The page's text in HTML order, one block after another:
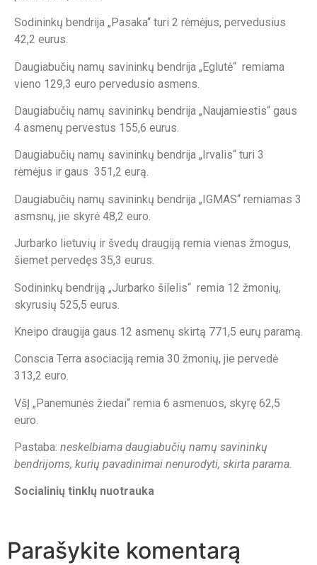
Sodininkų bendrija „Pasaka“ turi 2 rėmėjus, pervedusius
42,2 eurus.
Daugiabučių namų savininkų bendrija „Eglutė“ remiama
vieno 129,3 euro pervedusio asmens.
Daugiabučių namų savininkų bendrija „Naujamiestis“ gaus
4 asmenų pervestus 155,6 eurus.
Daugiabučių namų savininkų bendrija „Irvalis“ turi 3
rėmėjus ir gaus 351,2 eurą.
Daugiabučių namų savininkų bendrija „IGMAS“ remiamas 3
asmsnų, jie skyrė 48,2 euro.
Jurbarko lietuvių ir švedų draugiją remia vienas žmogus,
šiemet pervedęs 35,3 eurus.
Sodininkų bendriją „Jurbarko šilelis“ remia 12 žmonių,
skyrusių 525,5 eurus.
Kneipo draugija gaus 12 asmenų skirtą 771,5 eurų paramą.
Conscia Terra asociaciją remia 30 žmonių, jie pervedė
313,2 euro.
VšĮ „Panemunės žiedai“ remia 6 asmenuos, skyrę 62,5
euro.
Pastaba: neskelbiama daugiabučių namų savininkų
bendrijoms, kurių pavadinimai nenurodyti, skirta parama.
Socialinių tinklų nuotrauka
Parašykite komentarą